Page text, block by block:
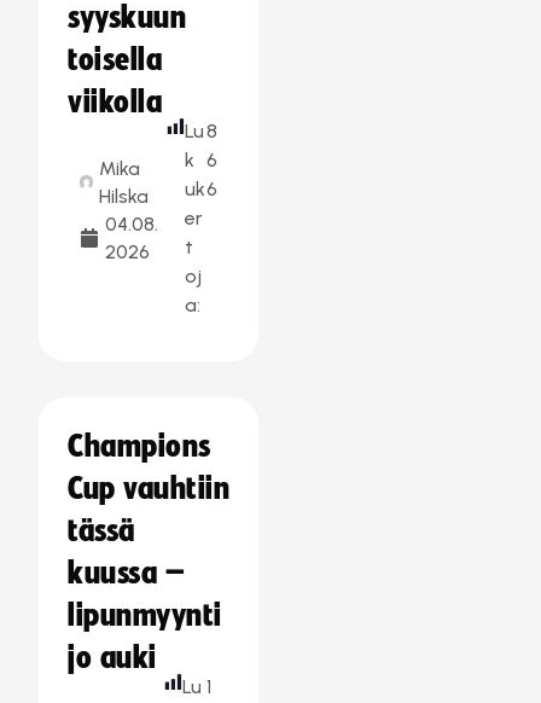
syyskuun
toisella
viikolla
Mika
Hilska
04.08.
2026
Lu
k
uk
er
t
oj
a:
8
6
6
Champions
Cup vauhtiin
tässä
kuussa –
lipunmyynti
jo auki
Lu 1